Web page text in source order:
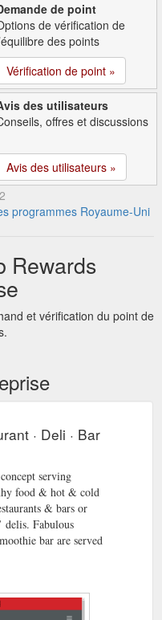
de point
de vérification de
des points
Vérification de point »
des utilisateurs
offres et discussions
Avis des utilisateurs »
programmes Royaume-Uni
Rewards
et vérification du point de
· Deli · Bar
serving
food & hot & cold
& bars or
delis. Fabulous
bar are served